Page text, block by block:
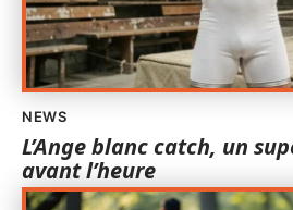
NEWS
L’Ange blanc catch, un
avant l’heure